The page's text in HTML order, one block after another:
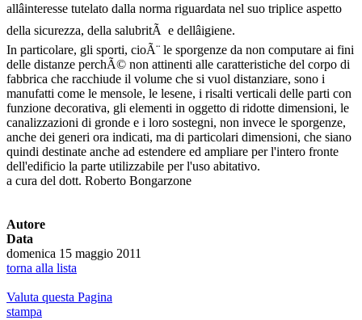
allâinteresse tutelato dalla norma riguardata nel suo triplice aspetto
della sicurezza, della salubritÃ e dellâigiene.
In particolare, gli sporti, cioÃ¨ le sporgenze da non computare ai fini
delle distanze perchÃ© non attinenti alle caratteristiche del corpo di
fabbrica che racchiude il volume che si vuol distanziare, sono i
manufatti come le mensole, le lesene, i risalti verticali delle parti con
funzione decorativa, gli elementi in oggetto di ridotte dimensioni, le
canalizzazioni di gronde e i loro sostegni, non invece le sporgenze,
anche dei generi ora indicati, ma di particolari dimensioni, che siano
quindi destinate anche ad estendere ed ampliare per l'intero fronte
dell'edificio la parte utilizzabile per l'uso abitativo.
a cura del dott. Roberto Bongarzone
Autore
Data
domenica 15 maggio 2011
torna alla lista
Valuta questa Pagina
stampa